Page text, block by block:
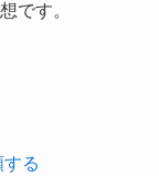
です。
る